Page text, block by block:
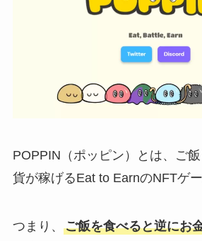
POPPIN（ポッピン）とは、ご
貨が稼げるEat to EarnのNFTゲー
つまり、 ご飯を食べると逆にお